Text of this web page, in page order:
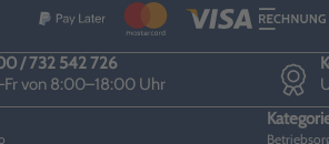
/ 732 542 726
von 8:00–18:00 Uhr